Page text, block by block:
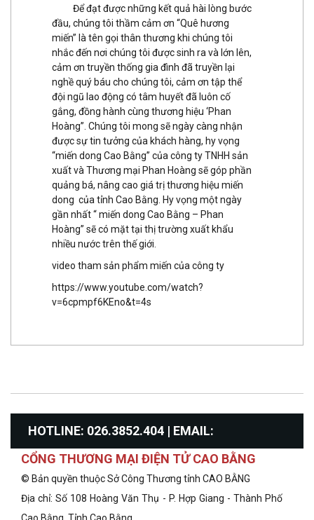
Để đạt được những kết quả hài lòng bước
đầu, chúng tôi thầm cảm ơn “Quê hương
miến” là tên gọi thân thương khi chúng tôi
nhắc đến nơi chúng tôi được sinh ra và lớn lên,
cảm ơn truyền thống gia đình đã truyền lại
nghề quý báu cho chúng tôi, cảm ơn tập thể
đội ngũ lao động có tâm huyết đã luôn cố
gắng, đồng hành cùng thương hiệu ‘Phan
Hoàng”. Chúng tôi mong sẽ ngày càng nhận
được sự tin tưởng của khách hàng, hy vọng
“miến dong Cao Bằng” của công ty TNHH sản
xuất và Thương mại Phan Hoàng sẽ góp phần
quảng bá, nâng cao giá trị thương hiệu miến
dong của tỉnh Cao Bằng. Hy vọng một ngày
gần nhất “ miến dong Cao Bằng – Phan
Hoàng” sẽ có mặt tại thị trường xuất khẩu
nhiều nước trên thế giới.
video tham sản phẩm miến của công ty
https://www.youtube.com/watch?
v=6cpmpf6KEno&t=4s
HOTLINE: 026.3852.404 | EMAIL:
info@congthuongcaobang.gov.vn
CỔNG THƯƠNG MẠI ĐIỆN TỬ CAO BẰNG
© Bản quyền thuộc Sở Công Thương tỉnh CAO BẰNG
Địa chỉ: Số 108 Hoàng Văn Thụ - P. Hợp Giang - Thành Phố